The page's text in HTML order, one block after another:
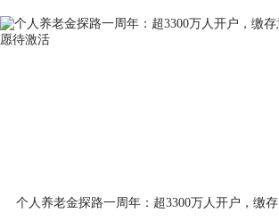
个人养老金探路一周年：超3300万人开户，缴存